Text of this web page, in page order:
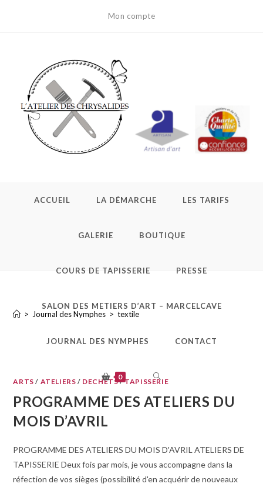
Mon compte
ACCUEIL LA DÉMARCHE LES TARIFS
GALERIE BOUTIQUE
COURS DE TAPISSERIE PRESSE
SALON DES METIERS D’ART – MARCELCAVE
JOURNAL DES NYMPHES CONTACT
0 TOGGLE
SEARCH
> Journal des Nymphes > textile
ARTS / ATELIERS / DECHETS/TAPISSERIE
PROGRAMME DES ATELIERS DU
MOIS D’AVRIL​
PROGRAMME DES ATELIERS DU MOIS D'AVRIL ATELIERS DE
TAPISSERIE Deux fois par mois, je vous accompagne dans la
réfection de vos sièges (possibilité d'en acquérir de nouveaux